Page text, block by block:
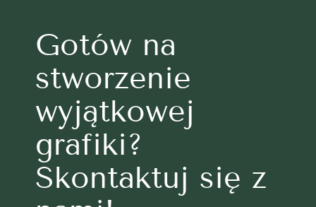
Gotów na
stworzenie
wyjątkowej
grafiki?
Skontaktuj się z